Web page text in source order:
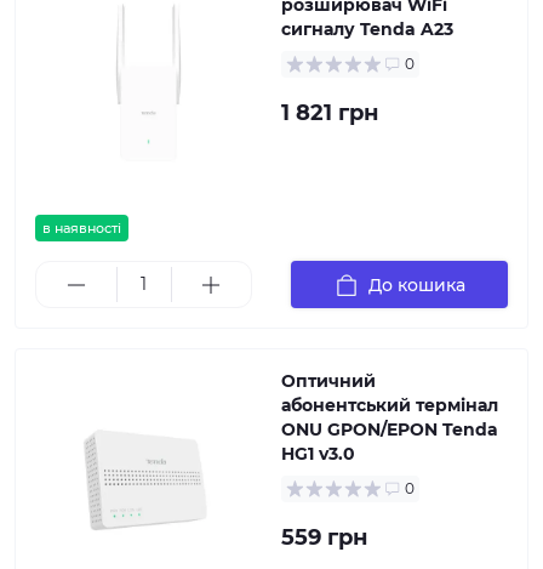
в наявності
розширювач WiFi
сигналу Tenda A23
0
1 821 грн
До кошика
Оптичний
абонентський термінал
ONU GPON/EPON Tenda
HG1 v3.0
0
559 грн